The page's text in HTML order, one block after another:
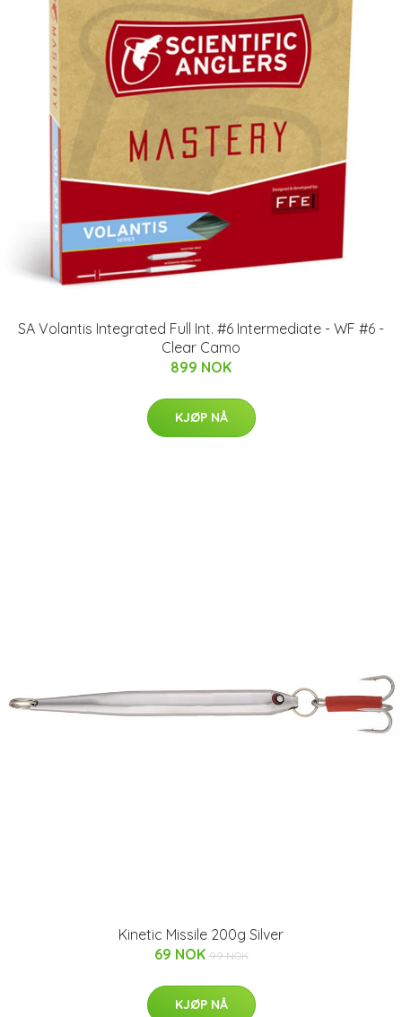
SA Volantis Integrated Full Int. #6 Intermediate - WF #6 -
Clear Camo
899 NOK
KJØP NÅ
Kinetic Missile 200g Silver
69 NOK 99 NOK
KJØP NÅ